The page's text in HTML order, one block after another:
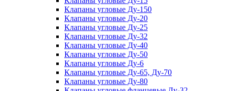
Клапаны угловые Ду-150
Клапаны угловые Ду-20
Клапаны угловые Ду-25
Клапаны угловые Ду-32
Клапаны угловые Ду-40
Клапаны угловые Ду-50
Клапаны угловые Ду-6
Клапаны угловые Ду-65, Ду-70
Клапаны угловые Ду-80